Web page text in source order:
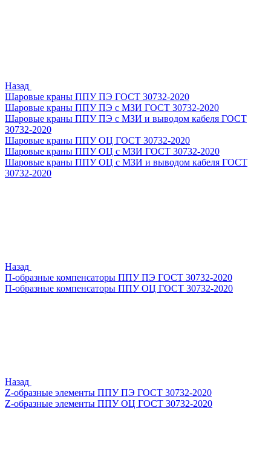
Назад
Шаровые краны ППУ ПЭ ГОСТ 30732-2020
Шаровые краны ППУ ПЭ с МЗИ ГОСТ 30732-2020
Шаровые краны ППУ ПЭ с МЗИ и выводом кабеля ГОСТ
30732-2020
Шаровые краны ППУ ОЦ ГОСТ 30732-2020
Шаровые краны ППУ ОЦ с МЗИ ГОСТ 30732-2020
Шаровые краны ППУ ОЦ с МЗИ и выводом кабеля ГОСТ
30732-2020
Назад
П-образные компенсаторы ППУ ПЭ ГОСТ 30732-2020
П-образные компенсаторы ППУ ОЦ ГОСТ 30732-2020
Назад
Z-образные элементы ППУ ПЭ ГОСТ 30732-2020
Z-образные элементы ППУ ОЦ ГОСТ 30732-2020